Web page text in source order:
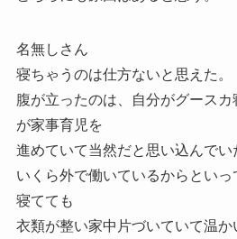
名無しさん
寝ちゃうのは仕方ないと思えた。
腹が立ったのは、自分がグース
が家事育児を
進めていて当然だと思い込んでい
いくら外で働いているからとい
寝てても
衣類が整い家中片づいていて温か